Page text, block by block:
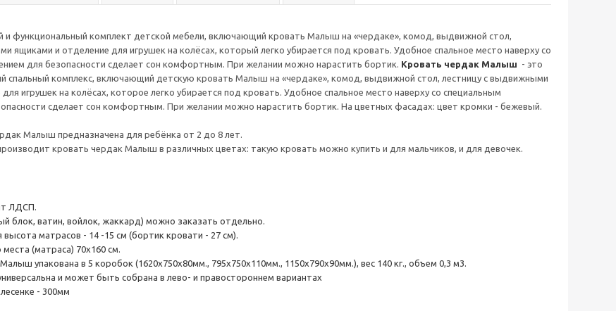
и функциональный комплект детской мебели, включающий кровать Малыш на «чердаке», комод, выдвижной стол,
ящиками и отделение для игрушек на колёсах, который легко убирается под кровать. Удобное спальное место наверху со
для безопасности сделает сон комфортным. При желании можно нарастить бортик. Кровать чердак Малыш - это
спальный комплекс, включающий детскую кровать Малыш на «чердаке», комод, выдвижной стол, лестницу с выдвижными
игрушек на колёсах, которое легко убирается под кровать. Удобное спальное место наверху со специальным
сделает сон комфортным. При желании можно нарастить бортик. На цветных фасадах: цвет кромки - бежевый.
Малыш предназначена для ребёнка от 2 до 8 лет.
кровать чердак Малыш в различных цветах: такую кровать можно купить и для мальчиков, и для девочек.
ЛДСП.
блок, ватин, войлок, жаккард) можно заказать отдельно.
матрасов - 14 -15 см (бортик кровати - 27 см).
места (матраса) 70х160 см.
упакована в 5 коробок (1620х750х80мм., 795х750х110мм., 1150х790х90мм.), вес 140 кг., объем 0,3 м3.
и может быть собрана в лево- и правостороннем вариантах
- 300мм